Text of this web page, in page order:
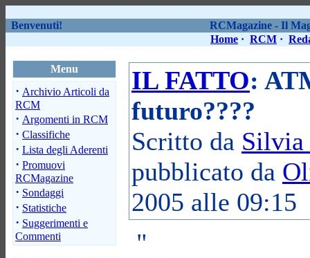
Benvenuti!
RCMagazine - Il
Home · RCM ·
Menu
· Archivio Articoli da
RCM
· Argomenti in RCM
· Classifiche
· Lista degli Aderenti
· Promuovi
RCMagazine
· Sondaggi
· Statistiche
· Suggerimenti e
Commenti
IL FATTO:
futuro????
Scritto da Silvia
pubblicato da
2005 alle 09:15
"